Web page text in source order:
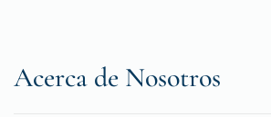
Acerca de Nosotros